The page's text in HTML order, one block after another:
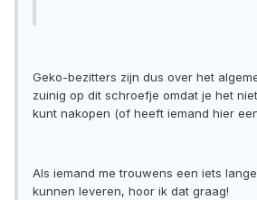
Geko-bezitters zijn dus over het
zuinig op dit schroefje omdat je het
kunt nakopen (of heeft iemand hier
Als iemand me trouwens een iets
kunnen leveren, hoor ik dat graag!